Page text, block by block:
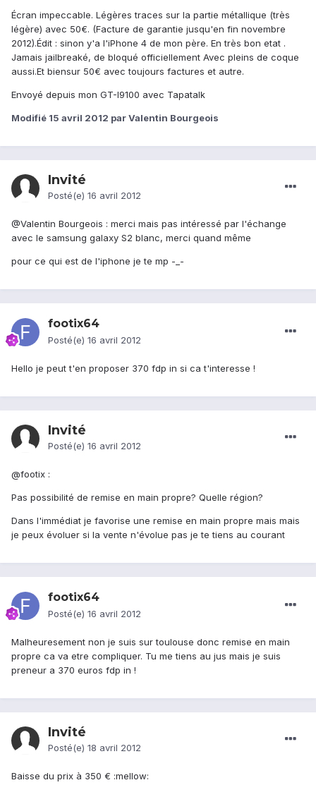
Écran impeccable. Légères traces sur la partie métallique (très
légère) avec 50€. (Facture de garantie jusqu'en fin novembre
2012).Édit : sinon y'a l'iPhone 4 de mon père. En très bon etat .
Jamais jailbreaké, de bloqué officiellement Avec pleins de coque
aussi.Et biensur 50€ avec toujours factures et autre.
Envoyé depuis mon GT-I9100 avec Tapatalk
Modifié 15 avril 2012 par Valentin Bourgeois
Invité
Posté(e) 16 avril 2012
@Valentin Bourgeois : merci mais pas intéressé par l'échange
avec le samsung galaxy S2 blanc, merci quand même
pour ce qui est de l'iphone je te mp -_-
footix64
Posté(e) 16 avril 2012
Hello je peut t'en proposer 370 fdp in si ca t'interesse !
Invité
Posté(e) 16 avril 2012
@footix :
Pas possibilité de remise en main propre? Quelle région?
Dans l'immédiat je favorise une remise en main propre mais mais
je peux évoluer si la vente n'évolue pas je te tiens au courant
footix64
Posté(e) 16 avril 2012
Malheuresement non je suis sur toulouse donc remise en main
propre ca va etre compliquer. Tu me tiens au jus mais je suis
preneur a 370 euros fdp in !
Invité
Posté(e) 18 avril 2012
Baisse du prix à 350 € :mellow: